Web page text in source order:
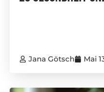
Jana Götsch Mai